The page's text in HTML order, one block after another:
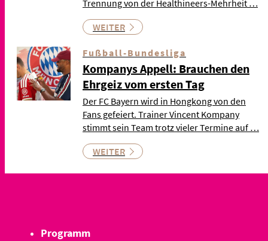
Trennung von der Healthineers-Mehrheit …
WEITER
Fußball-Bundesliga
Kompanys Appell: Brauchen den
Ehrgeiz vom ersten Tag
Der FC Bayern wird in Hongkong von den
Fans gefeiert. Trainer Vincent Kompany
stimmt sein Team trotz vieler Termine auf …
WEITER
Programm